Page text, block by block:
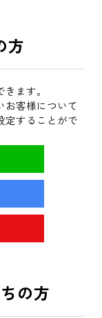
方
ます。
お客様について
定することがで
の方